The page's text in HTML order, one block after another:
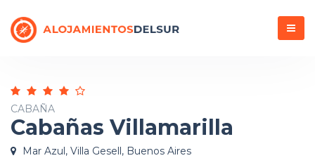
Menú
CABAÑA
Cabañas Villamarilla
Mar Azul, Villa Gesell, Buenos Aires